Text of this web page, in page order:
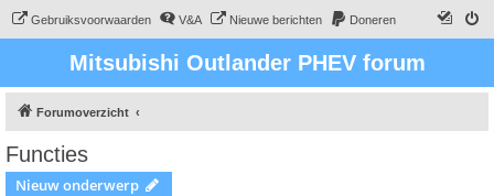
Gebruiksvoorwaarden V&A Nieuwe berichten Doneren
Mitsubishi Outlander PHEV forum
Forumoverzicht
Functies
Nieuw onderwerp